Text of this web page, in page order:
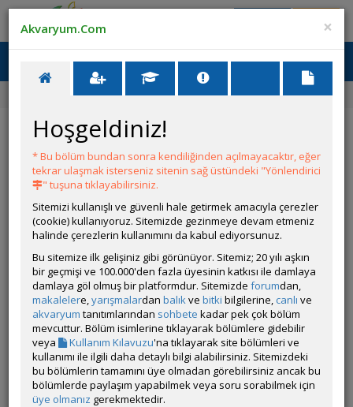
Ana Menü
Ana Sayfa
Canlı İlanları Damızlık Tül Panda Çöpçü
Damızlık Tül Panda Çöpçü
ÜYENİN DİĞER İLANLARI
Satıyorum
İlanın Bulunduğu Kategoriler:Kedibalıkları, Tüm Canlılar,Tüm
İlanlar
<< Önceki İlan-Sonraki İlan >>
AlisBaba
Çevrim Dışı
Son Güncelleme Zamanı:04 Ağustos 2026 21:41
×
Akvaryum.Com
Hoşgeldiniz!
* Bu bölüm bundan sonra kendiliğinden açılmayacaktır, eğer
tekrar ulaşmak isterseniz sitenin sağ üstündeki "Yönlendirici
" tuşuna tıklayabilirsiniz.
Sitemizi kullanışlı ve güvenli hale getirmek amacıyla çerezler
(cookie) kullanıyoruz. Sitemizde gezinmeye devam etmeniz
halinde çerezlerin kullanımını da kabul ediyorsunuz.
Bu sitemize ilk gelişiniz gibi görünüyor. Sitemiz; 20 yılı aşkın
bir geçmişi ve 100.000'den fazla üyesinin katkısı ile damlaya
damlaya göl olmuş bir platformdur. Sitemizde forumdan,
makalelere,yarışmalardan balıkve bitki bilgilerine, canlı ve
akvaryum tanıtımlarından sohbete kadar pek çok bölüm
mevcuttur. Bölüm isimlerine tıklayarak bölümlere gidebilir
veya
Kullanım Kılavuzu'na tıklayarak site bölümleri ve
kullanımı ile ilgili daha detaylı bilgi alabilirsiniz. Sitemizdeki
bu bölümlerin tamamını üye olmadan görebilirsiniz ancak bu
bölümlerde paylaşım yapabilmek veya soru sorabilmek için
üye olmanız gerekmektedir.